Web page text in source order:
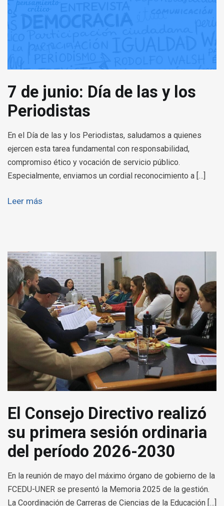
7 de junio: Día de las y los
Periodistas
En el Día de las y los Periodistas, saludamos a quienes
ejercen esta tarea fundamental con responsabilidad,
compromiso ético y vocación de servicio público.
Especialmente, enviamos un cordial reconocimiento a […]
Leer más
El Consejo Directivo realizó
su primera sesión ordinaria
del período 2026-2030
En la reunión de mayo del máximo órgano de gobierno de la
FCEDU-UNER se presentó la Memoria 2025 de la gestión.
La Coordinación de Carreras de Ciencias de la Educación […]